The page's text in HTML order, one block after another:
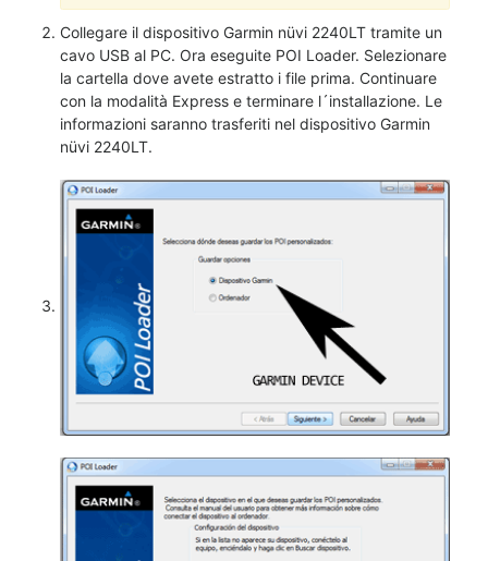
Collegare il dispositivo Garmin nüvi 2240LT tramite un
cavo USB al PC. Ora eseguite POI Loader. Selezionare
la cartella dove avete estratto i file prima. Continuare
con la modalità Express e terminare l´installazione. Le
informazioni saranno trasferiti nel dispositivo Garmin
nüvi 2240LT.